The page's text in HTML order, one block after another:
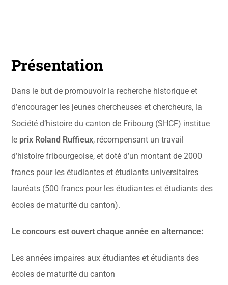
Présentation
Dans le but de promouvoir la recherche historique et
d’encourager les jeunes chercheuses et chercheurs, la
Société d’histoire du canton de Fribourg (SHCF) institue
le prix Roland Ruffieux, récompensant un travail
d’histoire fribourgeoise, et doté d’un montant de 2000
francs pour les étudiantes etétudiants universitaires
lauréats (500 francs pour lesétudiantes et étudiants des
écoles de maturité du canton).
Le concours est ouvert chaque année en alternance:
Les années impaires auxétudiantes etétudiantsdes
écoles de maturité du canton